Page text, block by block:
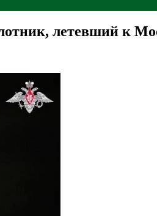
летевший к